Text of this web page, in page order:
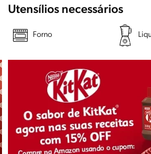
Utensílios necessários
Forno